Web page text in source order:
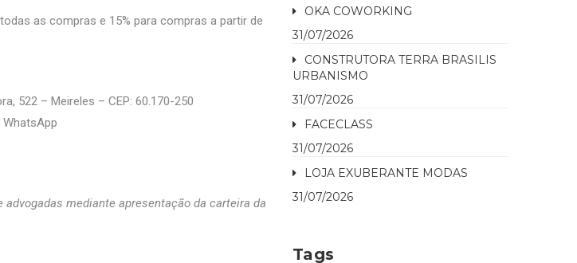
as compras e 15% para compras a partir de
522 – Meireles – CEP: 60.170-250
advogadas mediante apresentação da carteira da
OKA COWORKING
31/07/2026
CONSTRUTORA TERRA BRASILIS
URBANISMO
31/07/2026
FACECLASS
31/07/2026
LOJA EXUBERANTE MODAS
31/07/2026
Tags